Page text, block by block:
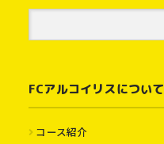
FCアルコイリスについて
コース紹介